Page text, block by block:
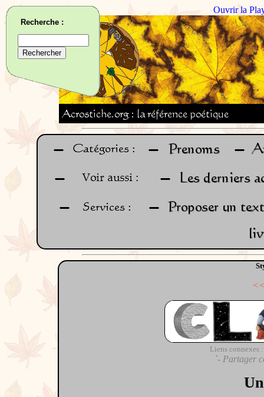
Ouvrir la
Liens connexes :
`- Partager
Recherche :